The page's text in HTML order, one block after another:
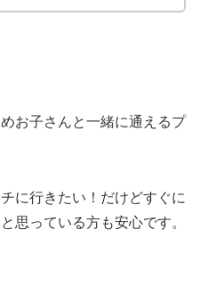
お子さんと一緒に通えるプ
に行きたい！だけどすぐに
思っている方も安心です。